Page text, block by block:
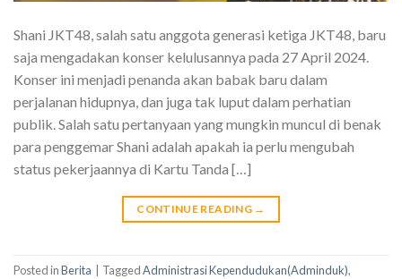
Shani JKT48, salah satu anggota generasi ketiga JKT48, baru
saja mengadakan konser kelulusannya pada 27 April 2024.
Konser ini menjadi penanda akan babak baru dalam
perjalanan hidupnya, dan juga tak luput dalam perhatian
publik. Salah satu pertanyaan yang mungkin muncul di benak
para penggemar Shani adalah apakah ia perlu mengubah
status pekerjaannya di Kartu Tanda […]
CONTINUE READING →
Posted inBerita TaggedAdministrasi Kependudukan(Adminduk),